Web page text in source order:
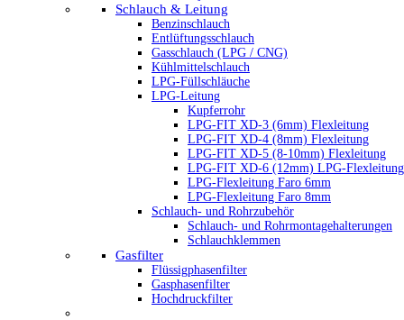
Schlauch & Leitung
Benzinschlauch
Entlüftungsschlauch
Gasschlauch (LPG / CNG)
Kühlmittelschlauch
LPG-Füllschläuche
LPG-Leitung
Kupferrohr
LPG-FIT XD-3 (6mm) Flexleitung
LPG-FIT XD-4 (8mm) Flexleitung
LPG-FIT XD-5 (8-10mm) Flexleitung
LPG-FIT XD-6 (12mm) LPG-Flexleitung
LPG-Flexleitung Faro 6mm
LPG-Flexleitung Faro 8mm
Schlauch- und Rohrzubehör
Schlauch- und Rohrmontagehalterungen
Schlauchklemmen
Gasfilter
Flüssigphasenfilter
Gasphasenfilter
Hochdruckfilter